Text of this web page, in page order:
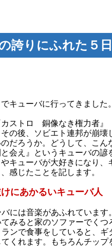
誇りにふれた５
キューバに行ってきまし
ストロ 銅像なき権力者』
の後、ソビエト連邦が崩
だろうか。どうして、こ
会え』というキューバの
キューバが大好きになり、
感じたことを記します。
あかるいキューバ人
には音楽があふれています
みると家のソファーでくつ
ンで食事をしていると、ギ
くれます。もちろんチッ